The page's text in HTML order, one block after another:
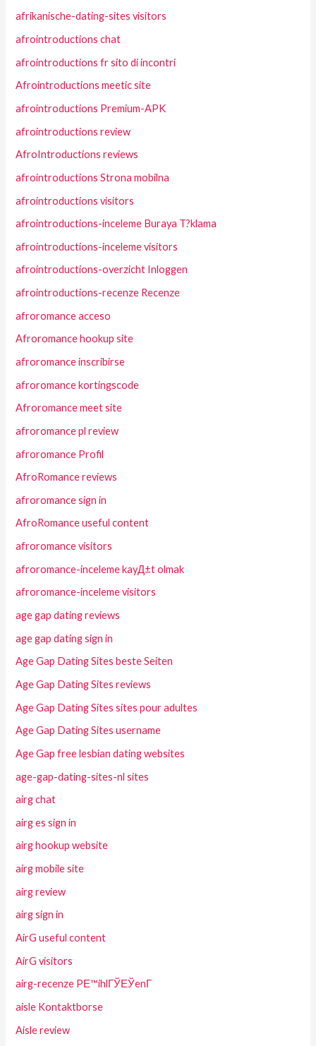
afrikanische-dating-sites visitors
afrointroductions chat
afrointroductions fr sito di incontri
Afrointroductions meetic site
afrointroductions Premium-APK
afrointroductions review
AfroIntroductions reviews
afrointroductions Strona mobilna
afrointroductions visitors
afrointroductions-inceleme Buraya T?klama
afrointroductions-inceleme visitors
afrointroductions-overzicht Inloggen
afrointroductions-recenze Recenze
afroromance acceso
Afroromance hookup site
afroromance inscribirse
afroromance kortingscode
Afroromance meet site
afroromance pl review
afroromance Profil
AfroRomance reviews
afroromance sign in
AfroRomance useful content
afroromance visitors
afroromance-inceleme kayД±t olmak
afroromance-inceleme visitors
age gap dating reviews
age gap dating sign in
Age Gap Dating Sites beste Seiten
Age Gap Dating Sites reviews
Age Gap Dating Sites sites pour adultes
Age Gap Dating Sites username
Age Gap free lesbian dating websites
age-gap-dating-sites-nl sites
airg chat
airg es sign in
airg hookup website
airg mobile site
airg review
airg sign in
AirG useful content
AirG visitors
airg-recenze PЕ™ihlГЎЕЎenГ­
aisle Kontaktborse
Aisle review